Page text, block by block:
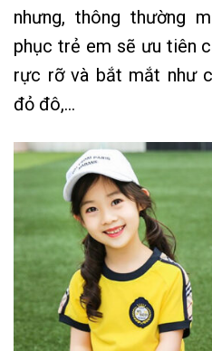
nhưng, thông thường
phục trẻ em sẽ ưu tiên
rực rỡ và bắt mắt như
đỏ đô,…